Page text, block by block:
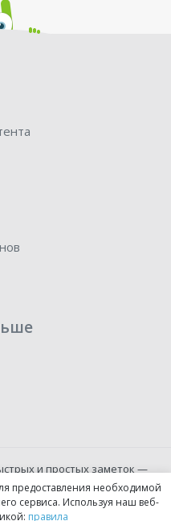
и простых заметок —
из браузера.
предоставления необходимой
сервиса. Используя наш веб-
правила